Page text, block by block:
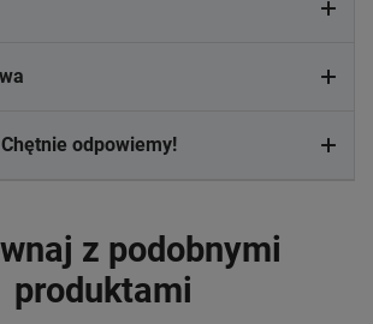
odpowiemy!
z podobnymi
produktami